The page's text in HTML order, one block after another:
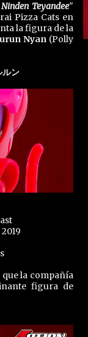
Teyandee"
Pizza Cats en
la figura de la
Nyan(Polly
ン
la compañía
figura de